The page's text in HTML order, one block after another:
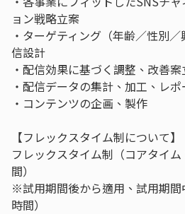
ョン戦略立案
・ターゲティング（年齢／性別
信設計
・配信効果に基づく調整、改善
・配信データの集計、加工、レ
・コンテンツの企画、製作
【フレックスタイム制について】
フレックスタイム制（コアタイ
間）
※試用期間後から適用、試用期
時間）